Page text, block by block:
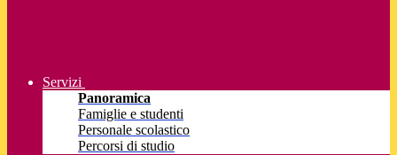
Servizi
Panoramica
Famiglie e studenti
Personale scolastico
Percorsi di studio